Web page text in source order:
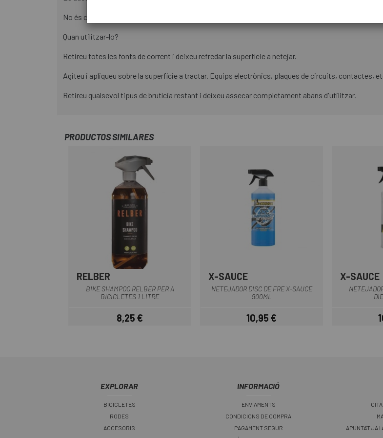
No és conductor, no deixa residus i és segur per a utilitzar en components, sistema electrònic i
Quan utilitzar-lo?
Retireu totes les fonts de corrent i deixeu refredar la superfície a netejar.
Agiteu i apliqueu sobre la superfície a tractar. Equips electrònics, plaques de circuits, contactes,
Retireu qualsevol tipus de brutícia restant i deixeu assecar completament abans d'utilitzar.
PRODUCTOS SIMILARES
RELBER
BIKE SHAMPOO RELBER PER A
BICICLETES 1 LITRE
Preu
8,25 €
X-SAUCE
NETEJADOR DISC DE FRE X-SAUCE
900ML
Preu
10,95 €
X-SAUCE
EXPLORAR
BICICLETES
RODES
ACCESORIS
INFORMACIÓ
ENVIAMENTS
CONDICIONS DE COMPRA
PAGAMENT SEGUR
APUNTA'T JA